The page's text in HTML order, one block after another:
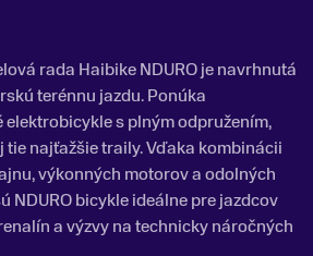
rada Haibike NDURO je navrhnutá
terénnu jazdu. Ponúka
s plným odpružením,
tie najťažšie traily. Vďaka kombinácii
výkonných motorov a odolných
NDURO bicykle ideálne pre jazdcov
a výzvy na technicky náročných